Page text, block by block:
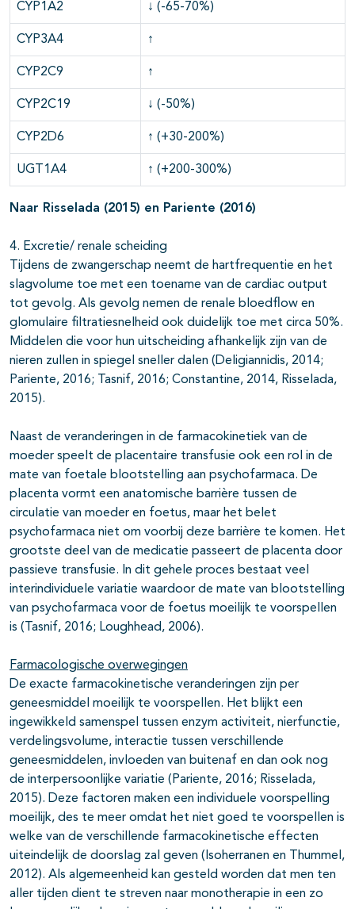
CYP1A2 ↓ (-65-70%)
CYP3A4 ↑
CYP2C9 ↑
CYP2C19 ↓ (-50%)
CYP2D6 ↑ (+30-200%)
UGT1A4 ↑ (+200-300%)
Naar Risselada (2015) en Pariente (2016)
4. Excretie/ renale scheiding
Tijdens de zwangerschap neemt de hartfrequentie en het
slagvolume toe met een toename van de cardiac output
tot gevolg. Als gevolg nemen de renale bloedflow en
glomulaire filtratiesnelheid ook duidelijk toe met circa 50%.
Middelen die voor hun uitscheiding afhankelijk zijn van de
nieren zullen in spiegel sneller dalen (Deligiannidis, 2014;
Pariente, 2016; Tasnif, 2016; Constantine, 2014, Risselada,
2015).
Naast de veranderingen in de farmacokinetiek van de
moeder speelt de placentaire transfusie ook een rol in de
mate van foetale blootstelling aan psychofarmaca. De
placenta vormt een anatomische barrière tussen de
circulatie van moeder en foetus, maar het belet
psychofarmaca niet om voorbij deze barrière te komen. Het
grootste deel van de medicatie passeert de placenta door
passieve transfusie. In dit gehele proces bestaat veel
interindividuele variatie waardoor de mate van blootstelling
van psychofarmaca voor de foetus moeilijk te voorspellen
is (Tasnif, 2016; Loughhead, 2006).
Farmacologische overwegingen
De exacte farmacokinetische veranderingen zijn per
geneesmiddel moeilijk te voorspellen. Het blijkt een
ingewikkeld samenspel tussen enzym activiteit, nierfunctie,
verdelingsvolume, interactie tussen verschillende
geneesmiddelen, invloeden van buitenaf en dan ook nog
de interpersoonlijke variatie (Pariente, 2016; Risselada,
2015). Deze factoren maken een individuele voorspelling
moeilijk, des te meer omdat het niet goed te voorspellen is
welke van de verschillende farmacokinetische effecten
uiteindelijk de doorslag zal geven (Isoherranen en Thummel,
2012). Als algemeenheid kan gesteld worden dat men ten
aller tijden dient te streven naar monotherapie in een zo